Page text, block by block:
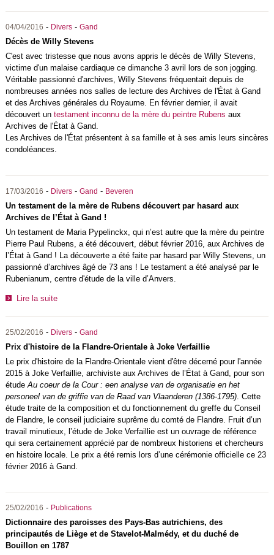
04/04/2016 - Divers- Gand
Décès de Willy Stevens
C'est avec tristesse que nous avons appris le décès de Willy Stevens,
victime d'un malaise cardiaque ce dimanche 3 avril lors de son jogging.
Véritable passionné d'archives, Willy Stevens fréquentait depuis de
nombreuses années nos salles de lecture des Archives de l'État à Gand
et des Archives générales du Royaume. En février dernier, il avait
découvert un testament inconnu de la mère du peintre Rubens aux
Archives de l'État à Gand.
Les Archives de l'État présentent à sa famille et à ses amis leurs sincères
condoléances.
17/03/2016 - Divers- Gand - Beveren
Un testament de la mère de Rubens découvert par hasard aux
Archives de l’État à Gand !
Un testament de Maria Pypelinckx, qui n’est autre que la mère du peintre
Pierre Paul Rubens, a été découvert, début février 2016, aux Archives de
l’État à Gand ! La découverte a été faite par hasard par Willy Stevens, un
passionné d’archives âgé de 73 ans ! Le testament a été analysé par le
Rubenianum, centre d'étude de la ville d’Anvers.
Lire la suite
25/02/2016 - Divers- Gand
Prix d'histoire de la Flandre-Orientale à Joke Verfaillie
Le prix d'histoire de la Flandre-Orientale vient d'être décerné pour l'année
2015 à Joke Verfaillie, archiviste aux Archives de l’État à Gand, pour son
étude Au coeur de la Cour : een analyse van de organisatie en het
personeel van de griffie van de Raad van Vlaanderen (1386-1795). Cette
étude traite de la composition et du fonctionnement du greffe du Conseil
de Flandre, le conseil judiciaire suprême du comté de Flandre. Fruit d’un
travail minutieux, l’étude de Joke Verfaillie est un ouvrage de référence
qui sera certainement apprécié par de nombreux historiens et chercheurs
en histoire locale. Le prix a été remis lors d’une cérémonie officielle ce 23
février 2016 à Gand.
25/02/2016 - Publications
Dictionnaire des paroisses des Pays-Bas autrichiens, des
principautés de Liège et de Stavelot-Malmédy, et du duché de
Bouillon en 1787